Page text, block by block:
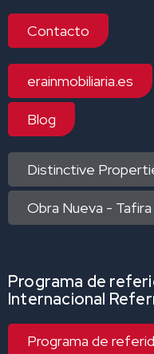
Contacto
erainmobiliaria.es
Blog
Distinctive
Obra Nueva -
Programa de
Internacional
Programa de